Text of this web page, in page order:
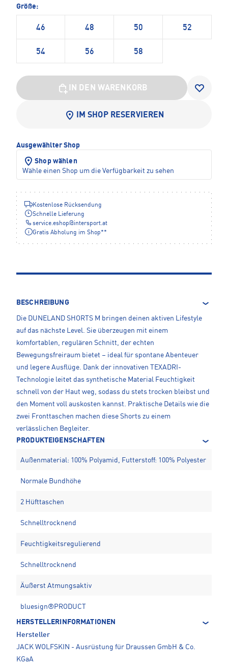
Größe:
46 48 50 52
54 56 58
IN DEN WARENKORB
IM SHOP RESERVIEREN
Ausgewählter Shop
Shop wählen
Wähle einen Shop um die Verfügbarkeit zu sehen
Kostenlose Rücksendung
Schnelle Lieferung
service.eshop@ intersport.at
Gratis Abholung im Shop**
BESCHREIBUNG
Die DUNELAND SHORTS M bringen deinen aktiven Lifestyle
auf das nächste Level. Sie überzeugen mit einem
komfortablen, regulären Schnitt, der echten
Bewegungsfreiraum bietet – ideal für spontane Abenteuer
und legere Ausflüge. Dank der innovativen TEXADRI-
Technologie leitet das synthetische Material Feuchtigkeit
schnell von der Haut weg, sodass du stets trocken bleibst und
den Moment voll auskosten kannst. Praktische Details wie die
zwei Fronttaschen machen diese Shorts zu einem
verlässlichen Begleiter.
PRODUKTEIGENSCHAFTEN
Außenmaterial: 100% Polyamid, Futterstoff: 100% Polyester
Normale Bundhöhe
2 Hüfttaschen
Schnelltrocknend
Feuchtigkeitsregulierend
Schnelltrocknend
Äußerst Atmungsaktiv
bluesign®PRODUCT
HERSTELLERINFORMATIONEN
Hersteller
JACK WOLFSKIN - Ausrüstung für Draussen GmbH & Co.
KGaA